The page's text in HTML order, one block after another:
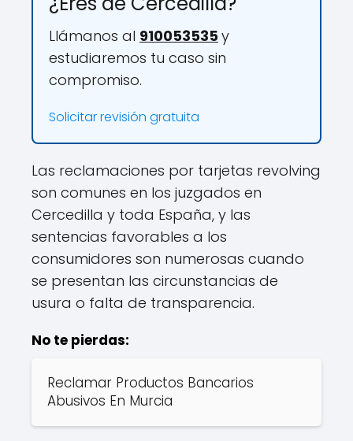
Llámanos al 910053535y
estudiaremos tu caso sin
compromiso.
Solicitar revisión gratuita
Las reclamaciones por tarjetas revolving
son comunes en los juzgados en
Cercedilla y toda España, y las
sentencias favorables a los
consumidores son numerosas cuando
se presentan las circunstancias de
usura o falta de transparencia.
No te pierdas:
Reclamar Productos Bancarios
Abusivos En Murcia